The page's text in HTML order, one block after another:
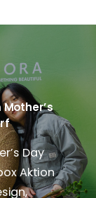
Day
Aktion